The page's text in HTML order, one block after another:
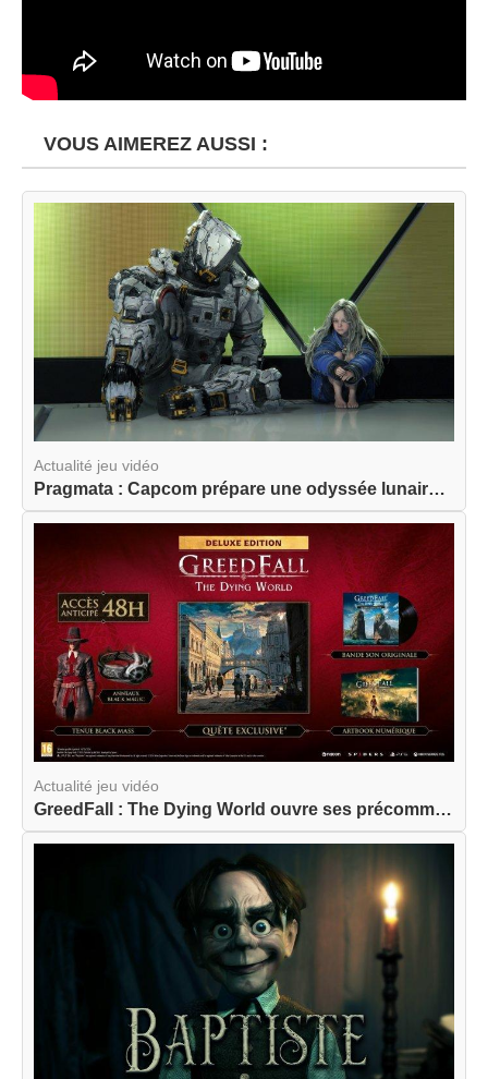
VOUS AIMEREZ AUSSI :
Actualité jeu vidéo
Pragmata : Capcom prépare une odyssée lunaire am...
Actualité jeu vidéo
GreedFall : The Dying World ouvre ses précommand...